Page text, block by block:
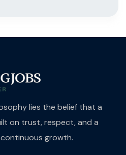
lies the belief that a
on trust, respect, and a
growth.